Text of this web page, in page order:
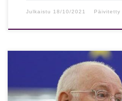
Julkaistu 18/10/2021 Päivitetty